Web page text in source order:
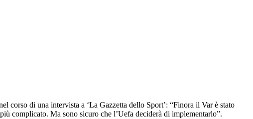
corso di una intervista a ‘La Gazzetta dello Sport’: “Finora il Var è stato
complicato. Ma sono sicuro che l’Uefa deciderà di implementarlo”.